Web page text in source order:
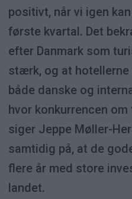
positivt, når vi igen
første kvartal. Det
efter Danmark som
stærk, og at
både danske og
hvor konkurrencen om
siger Jeppe Møller-
samtidig på, at de
flere år med store
landet.